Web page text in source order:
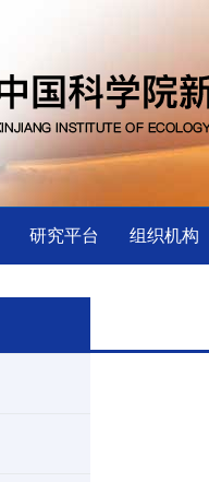
研究平台 组织机构